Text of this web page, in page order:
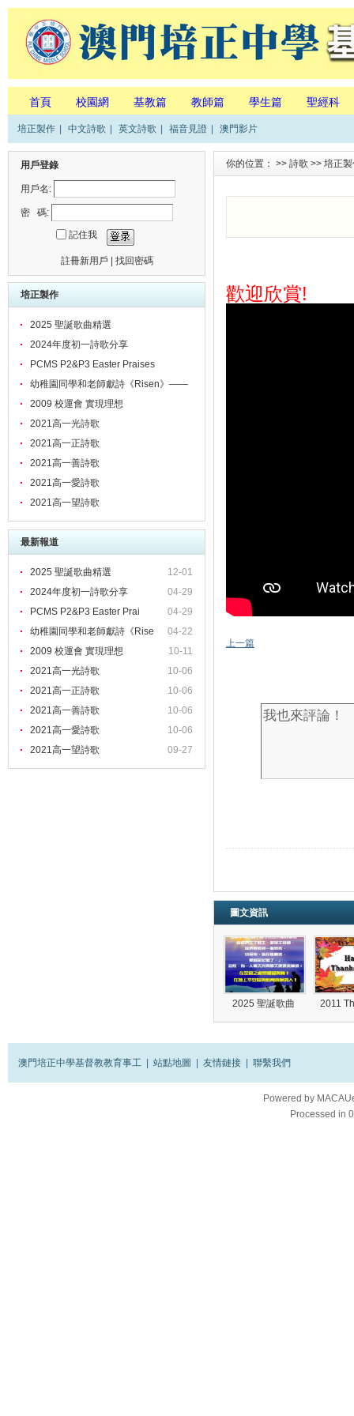
首頁 校園網 基教篇 教師篇 學生篇 聖經科
培正製作 中文詩歌 英文詩歌 福音見證 澳門影片
用戶登錄
用戶名:
密 碼:
記住我
註冊新用戶 找回密碼
培正製作
2025 聖誕歌曲精選
2024年度初一詩歌分享
PCMS P2&P3 Easter Praises
幼稚園同學和老師獻詩《Risen》——
頌揚主的愛！
2009 校運會 實現理想
2021高一光詩歌
2021高一正詩歌
2021高一善詩歌
2021高一愛詩歌
2021高一望詩歌
最新報道
12-01
2025 聖誕歌曲精選
04-29
2024年度初一詩歌分享
04-29
PCMS P2&P3 Easter Prai
04-22
幼稚園同學和老師獻詩《Rise
10-11
2009 校運會 實現理想
10-06
2021高一光詩歌
10-06
2021高一正詩歌
10-06
2021高一善詩歌
10-06
2021高一愛詩歌
09-27
2021高一望詩歌
你的位置： >> 詩歌 >> 培正
歡迎欣賞!
上一篇
圖文資訊
2025 聖誕歌曲 2011
澳門培正中學基督教教育事工 站點地圖 友情鏈接 聯繫我們
Powered by
Processed in